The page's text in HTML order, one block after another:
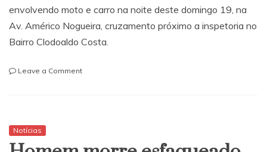
envolvendo moto e carro na noite deste domingo 19, na
Av. Américo Nogueira, cruzamento próximo a inspetoria no
Bairro Clodoaldo Costa.
Leave a Commenton
Notícias